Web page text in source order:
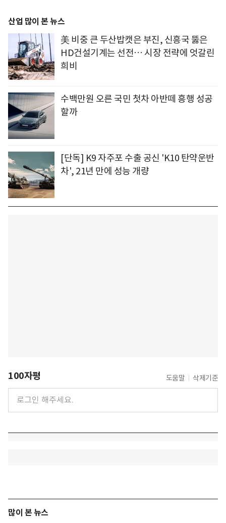
산업 많이 본 뉴스
美 비중 큰 두산밥캣은 부진, 신흥국 뚫은
HD건설기계는 선전… 시장 전략에 엇갈린
희비
수백만원 오른 국민 첫차 아반떼 흥행 성공
할까
[단독] K9 자주포 수출 공신 'K10 탄약운반
차', 21년 만에 성능 개량
100자평 도움말 삭제기준
많이 본 뉴스